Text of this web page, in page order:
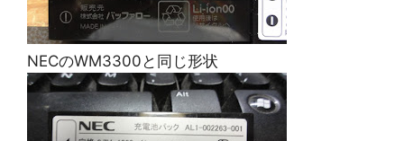
NECのWM3300と同じ形状